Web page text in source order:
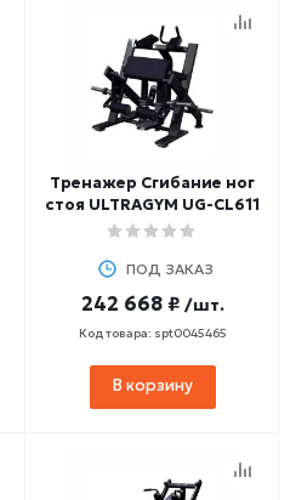
Тренажер Сгибание ног
стоя ULTRAGYM UG-CL611
ПОД ЗАКАЗ
242 668 ₽ /шт.
Код товара: spt0045465
В корзину